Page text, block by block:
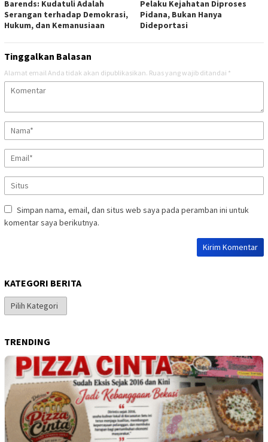
Barends: Kudatuli Adalah
Serangan terhadap Demokrasi,
Hukum, dan Kemanusiaan
Pelaku Kejahatan Diproses
Pidana, Bukan Hanya
Dideportasi
Tinggalkan Balasan
Alamat email Anda tidak akan dipublikasikan. Ruas yang wajib ditandai *
Simpan nama, email, dan situs web saya pada peramban ini untuk
komentar saya berikutnya.
KATEGORI BERITA
Kategori
Berita
TRENDING